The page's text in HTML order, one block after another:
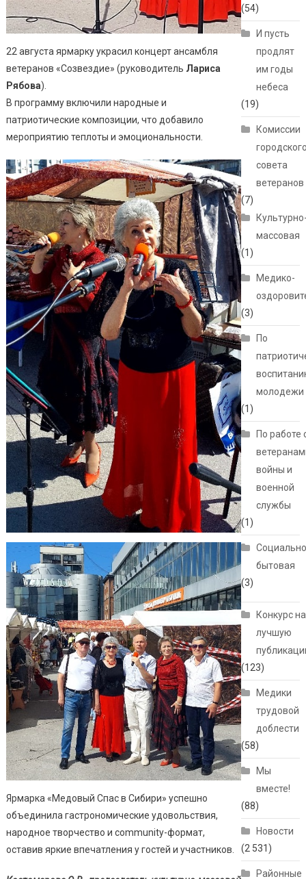
22 августа ярмарку украсил концерт ансамбля
ветеранов «Созвездие» (руководитель Лариса
Рябова).
В программу включили народные и
патриотические композиции, что добавило
мероприятию теплоты и эмоциональности.
Ярмарка «Медовый Спас в Сибири» успешно
объединила гастрономические удовольствия,
народное творчество и community-формат,
оставив яркие впечатления у гостей и участников.
(54)
И пусть
продлят
им годы
небеса
(19)
Комиссии
совета
ветеранов
(7)
массовая
(1)
Медико-
(3)
По
молодежи
(1)
По работе
войны и
военной
службы
(1)
бытовая
(3)
Конкурс на
лучшую
(123)
Медики
трудовой
доблести
(58)
Мы
вместе!
(88)
Новости
(2 531)
Районные